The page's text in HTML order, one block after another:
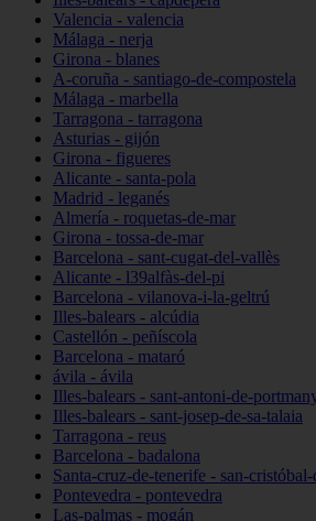
Valencia - valencia
Málaga - nerja
Girona - blanes
A-coruña - santiago-de-compostela
Málaga - marbella
Tarragona - tarragona
Asturias - gijón
Girona - figueres
Alicante - santa-pola
Madrid - leganés
Almería - roquetas-de-mar
Girona - tossa-de-mar
Barcelona - sant-cugat-del-vallès
Alicante - l39alfàs-del-pi
Barcelona - vilanova-i-la-geltrú
Illes-balears - alcúdia
Castellón - peñíscola
Barcelona - mataró
ávila - ávila
Illes-balears - sant-antoni-de-
Illes-balears - sant-josep-de-sa-talaia
Tarragona - reus
Barcelona - badalona
Santa-cruz-de-tenerife - san-
Pontevedra - pontevedra
Las-palmas - mogán